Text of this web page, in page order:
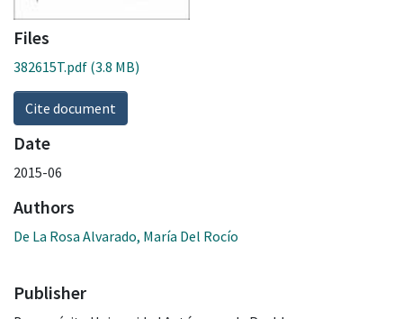
Files
382615T.pdf (3.8 MB)
Cite document
Date
2015-06
Authors
De La Rosa Alvarado, María Del Rocío
Publisher